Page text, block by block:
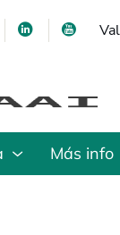
in a new
opens in a
opens
Más info